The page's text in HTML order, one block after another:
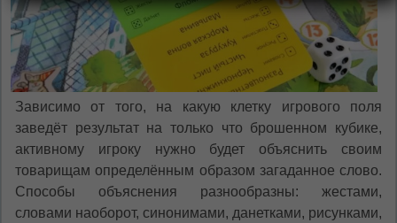
Зависимо от того, на какую клетку игрового поля
заведёт результат на только что брошенном кубике,
активному игроку нужно будет объяснить своим
товарищам определённым образом загаданное слово.
Способы объяснения разнообразны: жестами,
словами наоборот, синонимами, данетками, рисунками,